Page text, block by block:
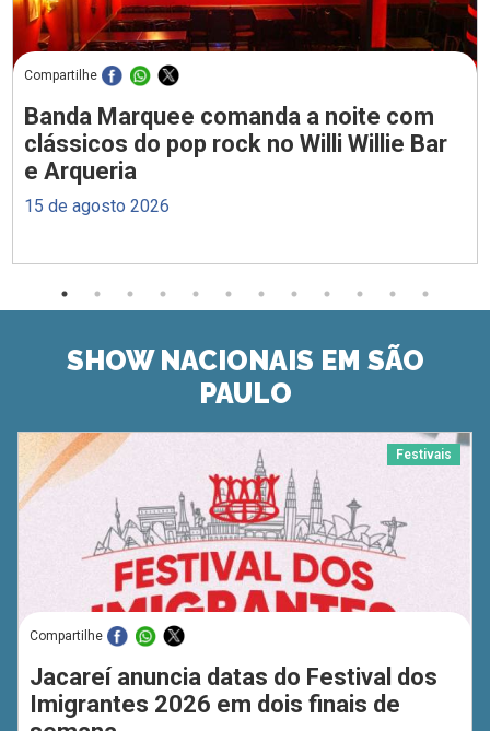
Compartilhe
Banda Marquee comanda a noite com
clássicos do pop rock no Willi Willie Bar
e Arqueria
15 de agosto 2026
SHOW NACIONAIS EM SÃO
PAULO
Festivais
Compartilhe
Jacareí anuncia datas do Festival dos
Imigrantes 2026 em dois finais de